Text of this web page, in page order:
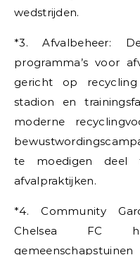
wedstrijden.
*3. Afvalbeheer:
programma’s voor
gericht op
stadion en
moderne
te moedigen deel
afvalpraktijken.
*4. Community
Chelsea FC